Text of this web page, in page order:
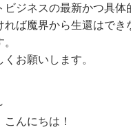
ビジネスの最新かつ具体
れば魔界から生還はでき
お願いします。
んにちは！